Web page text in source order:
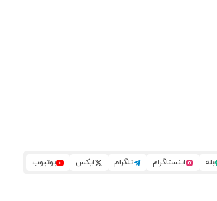
بله اینستاگرام تلگرام ایکس یوتیوب